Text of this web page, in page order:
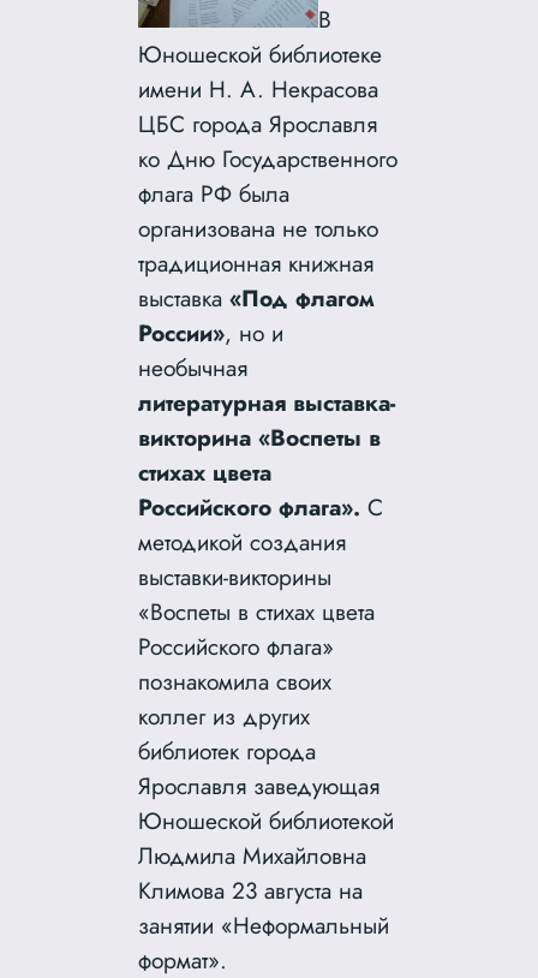
В
Юношеской библиотеке
имени Н. А. Некрасова
ЦБС города Ярославля
ко Дню Государственного
флага РФ была
организована не только
традиционная книжная
выставка«Под флагом
России», но и
необычная
литературная выставка-
викторина «Воспеты в
стихах цвета
Российского флага».С
методикой создания
выставки-викторины
«Воспеты в стихах цвета
Российского флага»
познакомила своих
коллег из других
библиотек города
Ярославля заведующая
Юношеской библиотекой
Людмила Михайловна
Климова 23 августа на
занятии «Неформальный
формат».